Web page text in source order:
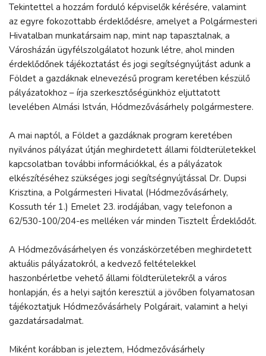
Tekintettel a hozzám forduló képviselők kérésére, valamint
az egyre fokozottabb érdeklődésre, amelyet a Polgármesteri
Hivatalban munkatársaim nap, mint nap tapasztalnak, a
Városházán ügyfélszolgálatot hozunk létre, ahol minden
érdeklődőnek tájékoztatást és jogi segítségnyújtást adunk a
Földet a gazdáknak elnevezésű program keretében készülő
pályázatokhoz – írja szerkesztőségünkhöz eljuttatott
levelében Almási István, Hódmezővásárhely polgármestere.
A mai naptól, a Földet a gazdáknak program keretében
nyilvános pályázat útján meghirdetett állami földterületekkel
kapcsolatban további információkkal, és a pályázatok
elkészítéséhez szükséges jogi segítségnyújtással Dr. Dupsi
Krisztina, a Polgármesteri Hivatal (Hódmezővásárhely,
Kossuth tér 1.) Emelet 23. irodájában, vagy telefonon a
62/530-100/204-es melléken vár minden Tisztelt Érdeklődőt.
A Hódmezővásárhelyen és vonzáskörzetében meghirdetett
aktuális pályázatokról, a kedvező feltételekkel
haszonbérletbe vehető állami földterületekről a város
honlapján, és a helyi sajtón keresztül a jövőben folyamatosan
tájékoztatjuk Hódmezővásárhely Polgárait, valamint a helyi
gazdatársadalmat.
Miként korábban is jeleztem, Hódmezővásárhely